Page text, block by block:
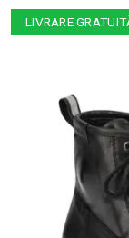
LIVRARE